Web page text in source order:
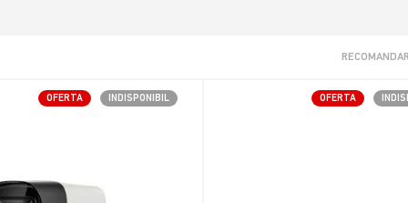
RECOMANDARI
INDISPONIBIL
OFERTA OFERTA